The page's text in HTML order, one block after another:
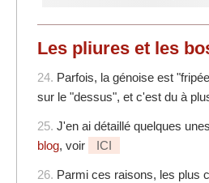
Les pliures et les
24. Parfois, la génoise est
sur le "dessus", et c'est du à
25. J'en ai détaillé quelques
blog, voir ICI
26. Parmi ces raisons, les plus